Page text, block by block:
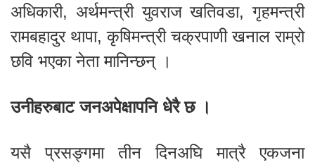
अधिकारी, अर्थमन्त्री युवराज खतिवडा, गृहमन्त्री
रामबहादुर थापा, कृषिमन्त्री चक्रपाणी खनाल राम्रो
छवि भएका नेता मानिन्छन् ।
उनीहरुबाट जनअपेक्षापनि धेरै छ ।
यसै प्रसङ्गमा तीन दिनअघि मात्रै एकजना